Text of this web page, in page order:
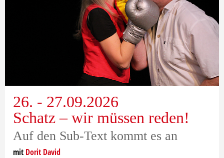
26. - 27.09.2026
Schatz – wir müssen reden!
Auf den Sub-Text kommt es an
mit Dorit David